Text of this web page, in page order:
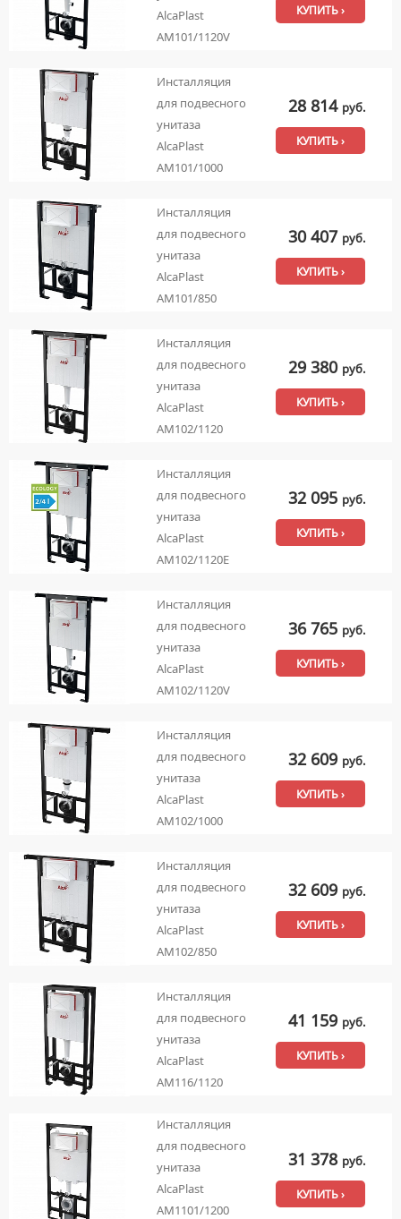
AlcaPlast
AM101/1120V
КУПИТЬ ›
Инсталляция
для подвесного
унитаза
AlcaPlast
AM101/1000
28 814 руб.
КУПИТЬ ›
Инсталляция
для подвесного
унитаза
AlcaPlast
AM101/850
30 407 руб.
КУПИТЬ ›
Инсталляция
для подвесного
унитаза
AlcaPlast
AM102/1120
29 380 руб.
КУПИТЬ ›
Инсталляция
для подвесного
унитаза
AlcaPlast
AM102/1120E
32 095 руб.
КУПИТЬ ›
Инсталляция
для подвесного
унитаза
AlcaPlast
AM102/1120V
36 765 руб.
КУПИТЬ ›
Инсталляция
для подвесного
унитаза
AlcaPlast
AM102/1000
32 609 руб.
КУПИТЬ ›
Инсталляция
для подвесного
унитаза
AlcaPlast
AM102/850
32 609 руб.
КУПИТЬ ›
Инсталляция
для подвесного
унитаза
AlcaPlast
AM116/1120
41 159 руб.
КУПИТЬ ›
Инсталляция
для подвесного
унитаза
AlcaPlast
AM1101/1200
31 378 руб.
КУПИТЬ ›